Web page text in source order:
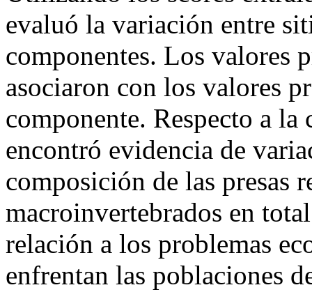
evaluó la variación entre
componentes. Los valores
asociaron con los valores
componente. Respecto a
encontró evidencia de
composición de las presas
macroinvertebrados en
relación a los problemas
enfrentan las poblaciones